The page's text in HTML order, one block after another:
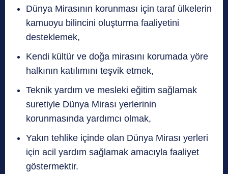
Dünya Mirasının korunması için taraf ülkelerin
kamuoyu bilincini oluşturma faaliyetini
desteklemek,
Kendi kültür ve doğa mirasını korumada yöre
halkının katılımını teşvik etmek,
Teknik yardım ve mesleki eğitim sağlamak
suretiyle Dünya Mirası yerlerinin
korunmasında yardımcı olmak,
Yakın tehlike içinde olan Dünya Mirası yerleri
için acil yardım sağlamak amacıyla faaliyet
göstermektir.